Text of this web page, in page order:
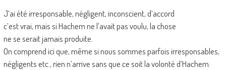
J’ai été irresponsable, négligent, inconscient, d’accord
c’est vrai, mais si Hachem ne l’avait pas voulu, la chose
ne se serait jamais produite.
On comprend ici que, même si nous sommes parfois irresponsables,
négligents etc., rien n’arrive sans que ce soit la volonté d’Hachem.